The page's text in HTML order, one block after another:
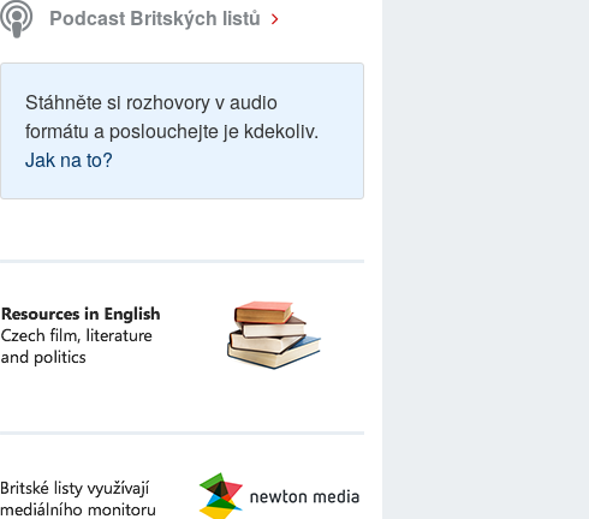
Podcast Britských listů
Stáhněte si rozhovory v audio
formátu a poslouchejte je kdekoliv.
Jak na to?